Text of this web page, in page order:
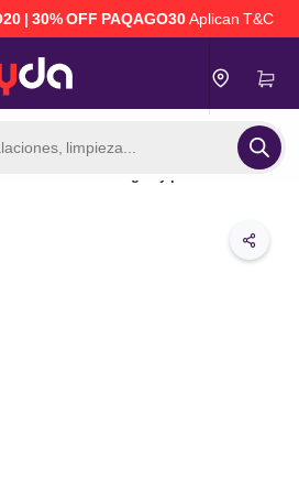
| 30% OFF PAQAGO30Aplican T&C